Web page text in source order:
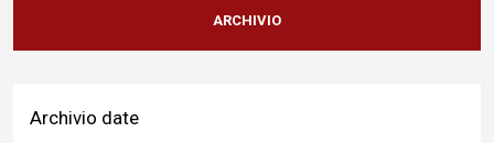
Ministro Roccella e alla sua famiglia”
Terminal bus "Lorenzo Natali": modifiche temporanee alla
ARCHIVIO
Archivio date